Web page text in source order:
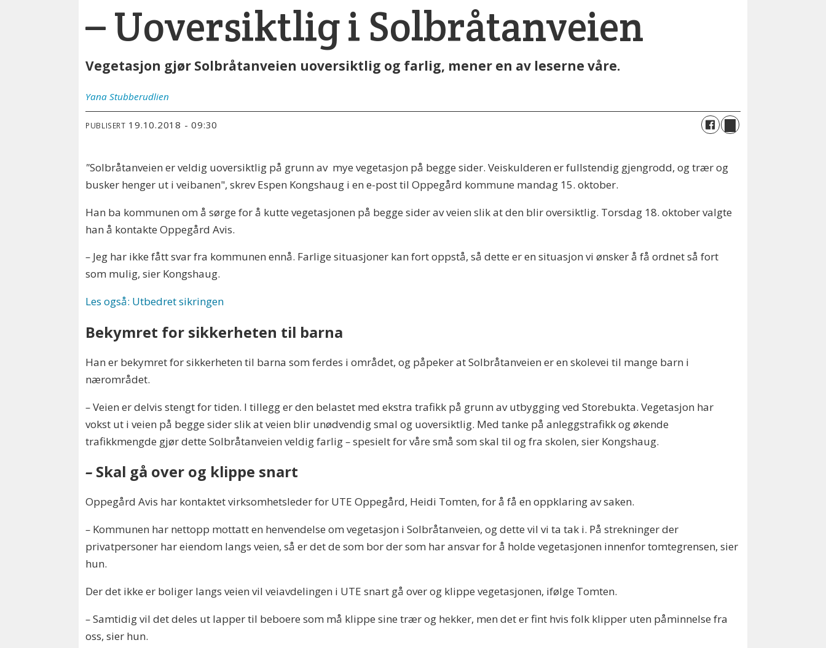
– Uoversiktlig i Solbråtanveien
Vegetasjon gjør Solbråtanveien uoversiktlig og farlig, mener en av leserne våre.
Yana Stubberudlien
PUBLISERT 19.10.2018 - 09:30
"Solbråtanveien er veldig uoversiktlig på grunn av mye vegetasjon på begge sider. Veiskulderen er fullstendig gjengrodd, og trær og
busker henger ut i veibanen", skrev Espen Kongshaug i en e-post til Oppegård kommune mandag 15. oktober.
Han ba kommunen om å sørge for å kutte vegetasjonen på begge sider av veien slik at den blir oversiktlig. Torsdag 18. oktober valgte
han å kontakte Oppegård Avis.
– Jeg har ikke fått svar fra kommunen ennå. Farlige situasjoner kan fort oppstå, så dette er en situasjon vi ønsker å få ordnet så fort
som mulig, sier Kongshaug.
Les også: Utbedret sikringen
Bekymret for sikkerheten til barna
Han er bekymret for sikkerheten til barna som ferdes i området, og påpeker at Solbråtanveien er en skolevei til mange barn i
nærområdet.
–Veien er delvis stengt for tiden. I tillegg er den belastet med ekstra trafikk på grunn av utbygging ved Storebukta. Vegetasjon har
vokst ut i veien på begge sider slik at veien blir unødvendig smal og uoversiktlig. Med tanke på anleggstrafikk og økende
trafikkmengde gjør dette Solbråtanveien veldig farlig–spesielt for våre små som skal til og fra skolen, sier Kongshaug.
– Skal gå over og klippe snart
Oppegård Avis har kontaktet virksomhetsleder for UTE Oppegård, Heidi Tomten, for å få en oppklaring av saken.
– Kommunen har nettopp mottatt en henvendelse om vegetasjon i Solbråtanveien, og dette vil vi ta tak i. På strekninger der
privatpersoner har eiendom langs veien, så er det de som bor der som har ansvar for å holde vegetasjonen innenfor tomtegrensen, sier
hun.
Der det ikke er boliger langs veien vil veiavdelingen i UTE snart gå over og klippe vegetasjonen, ifølge Tomten.
–Samtidig vil det deles ut lapper til beboere som må klippe sine trær og hekker, men det er fint hvis folk klipper uten påminnelse fra
oss, sier hun.